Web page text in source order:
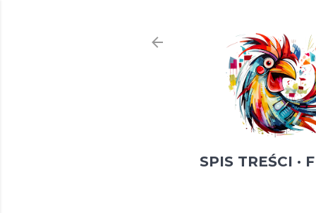
SPIS TREŚCI